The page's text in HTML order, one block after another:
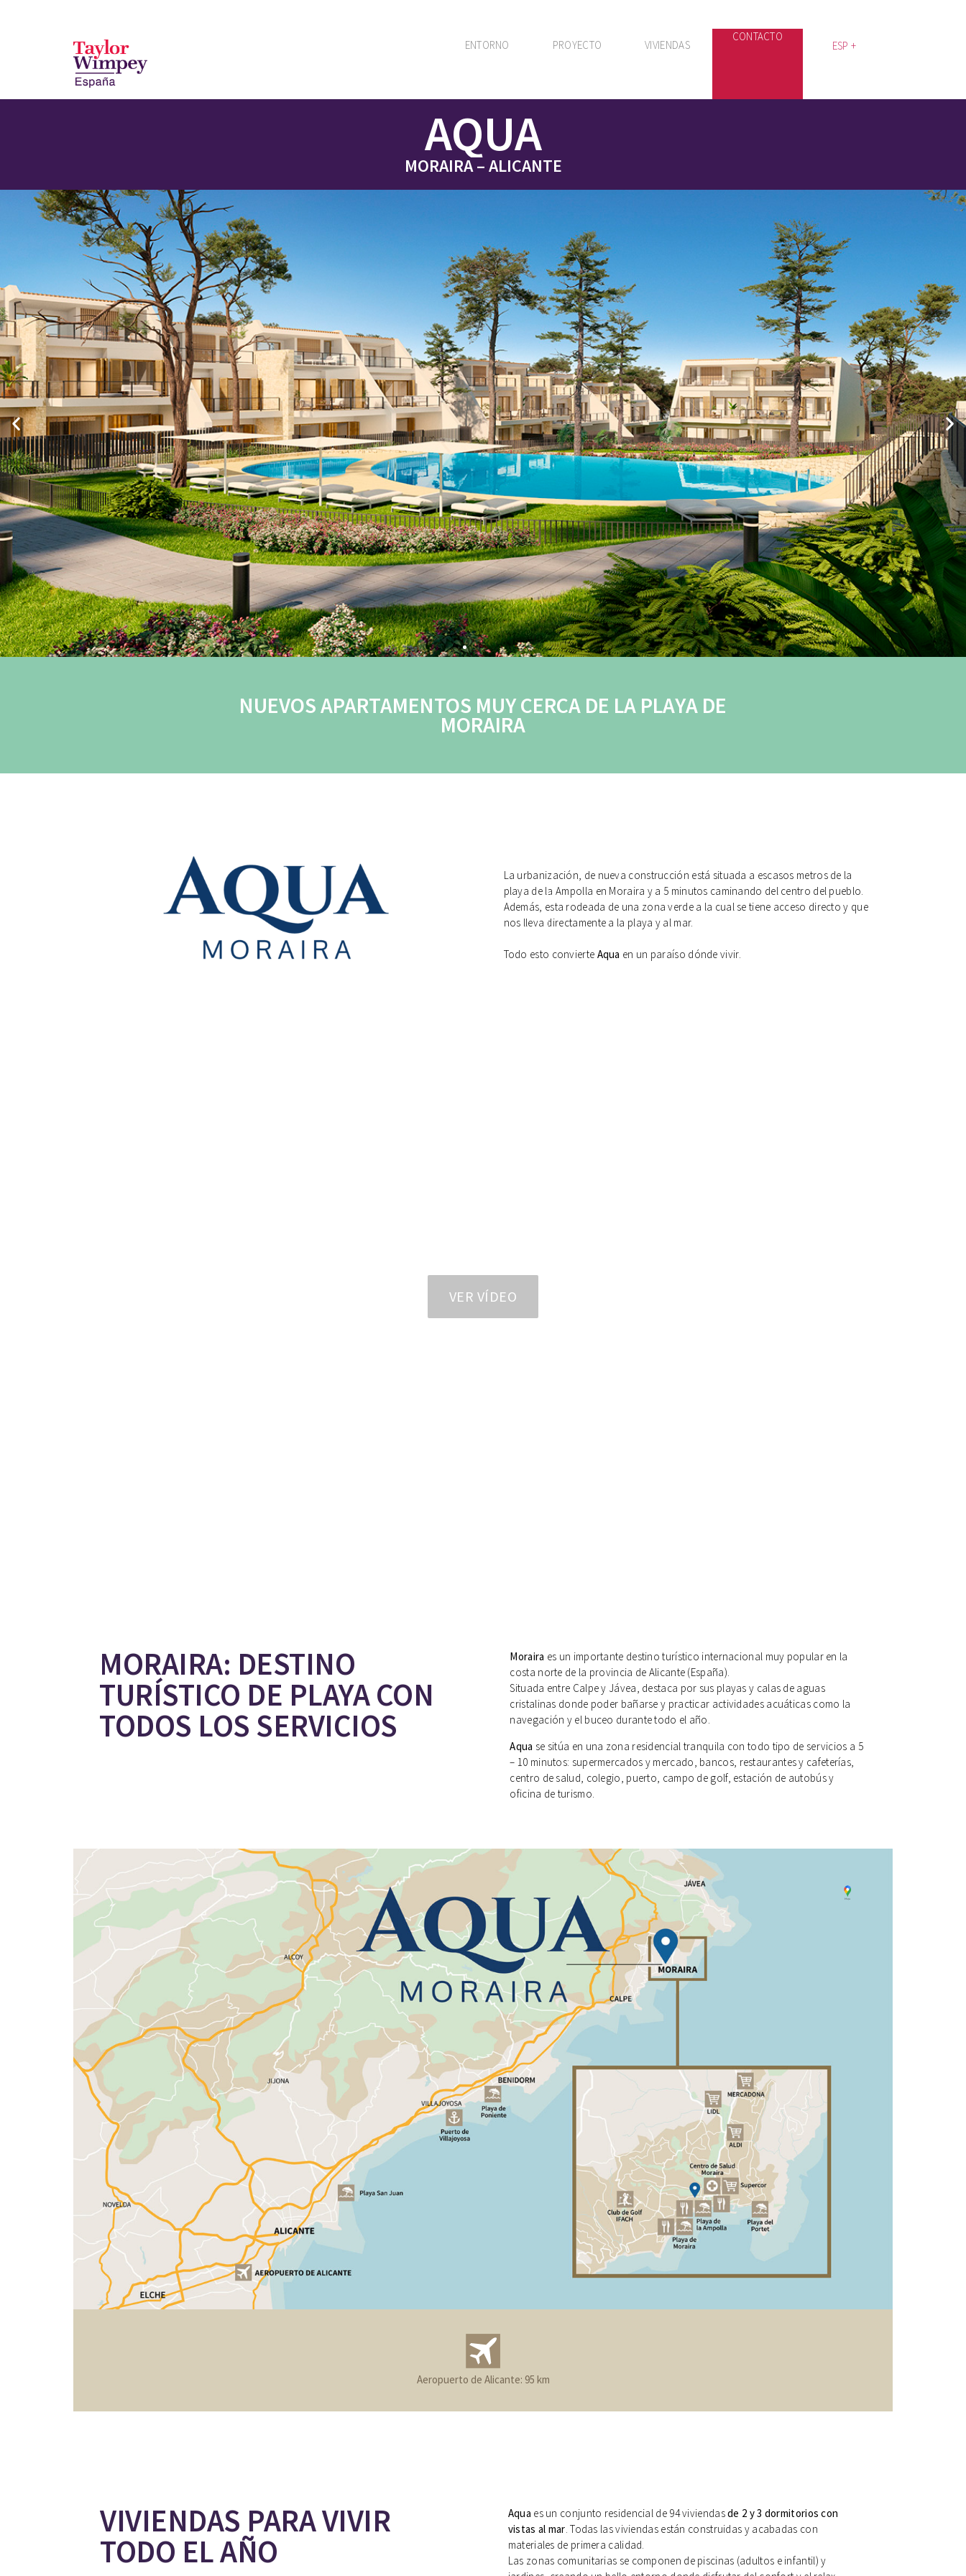
ENTORNO PROYECTO VIVIENDAS
CONTACTO
ESP +
AQUA
MORAIRA – ALICANTE
NUEVOS APARTAMENTOS MUY CERCA DE LA PLAYA DE
MORAIRA
La urbanización, de nueva construcción está situada a escasos metros de la
playa de la Ampolla en Moraira y a 5 minutos caminando del centro del pueblo.
Además, esta rodeada de una zona verde a la cual se tiene acceso directo y que
nos lleva directamente a la playa y al mar.
Todo esto convierte Aqua en un paraíso dónde vivir.
VER VÍDEO
MORAIRA: DESTINO
TURÍSTICO DE PLAYA CON
TODOS LOS SERVICIOS
Moraira es un importante destino turístico internacional muy popular en la
costa norte de la provincia de Alicante (España).
Situada entre Calpe y Jávea, destaca por sus playas y calas de aguas
cristalinas donde poder bañarse y practicar actividades acuáticas como la
navegación y el buceo durante todo el año.
Aqua se sitúa en una zona residencial tranquila con todo tipo de servicios a 5
– 10 minutos: supermercados y mercado, bancos, restaurantes y cafeterías,
centro de salud, colegio, puerto, campo de golf, estación de autobús y
oficina de turismo.
Aeropuerto de Alicante: 95 km
VIVIENDAS PARA VIVIR
TODO EL AÑO
Aqua es un conjunto residencial de 94 viviendasde 2 y 3 dormitorios con
vistas al mar. Todas las viviendas están construidas y acabadas con
materiales de primera calidad.
Las zonas comunitarias se componen de piscinas (adultos e infantil) y